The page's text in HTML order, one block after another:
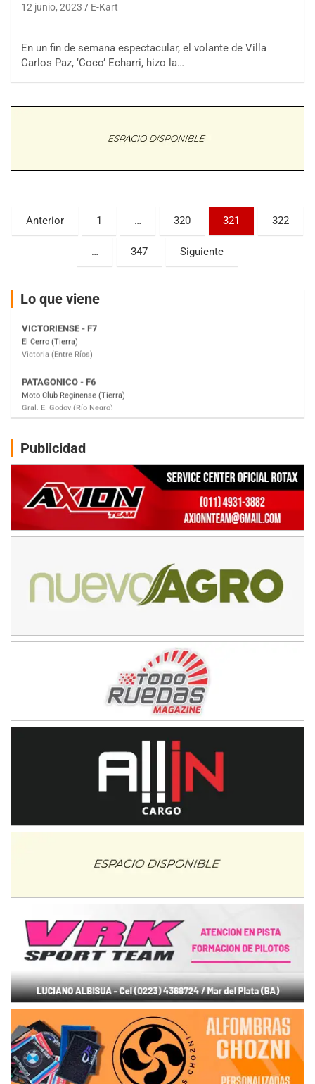
12 junio, 2023 E-Kart
En un fin de semana espectacular, el volante de Villa
Carlos Paz, ‘Coco’ Echarri, hizo la…
Paginación
de
entradas
Anterior 1 … 320 321 322
… 347 Siguiente
Lo que viene
KDO - F6
ENTRERRIANO - F6 (POSTERGADA)
Parque de la Velocidad (Asfalto)
El Cerro (Tierra)
Victoria (Entre Ríos)
PATAGONICO - F6
Moto Club Reginense (Tierra)
Gral. E. Godoy (Río Negro)
CSK - F7
Juventud Unida (Tierra)
Humboldt (Santa Fe)
Ciudad de Avellaneda (Asfalto)
Avellaneda (Santa Fe)
SUR SANTAFESINO - F4
José Samuel Sánchez (Tierra)
El Timbó (Tucumán)
COBERTURA ESPECIAL DE E-KART.COM.AR
IAME SERIES ARGENTINA 6
Ciudad de Trenque Lauquen (Asfalto)
Parque de la Velocidad (Asfalto)
Victoria (Entre Ríos)
Moto Club Reginense (Tierra)
CSK - F7
Juventud Unida (Tierra)
Humboldt (Santa Fe)
NORESTE SANTAFESINO - F6
Ciudad de Avellaneda (Asfalto)
Avellaneda (Santa Fe)
José Samuel Sánchez (Tierra)
Rufino (Santa Fe)
TUCUMANO - F5
Juan Navarro (Asfalto)
Publicidad